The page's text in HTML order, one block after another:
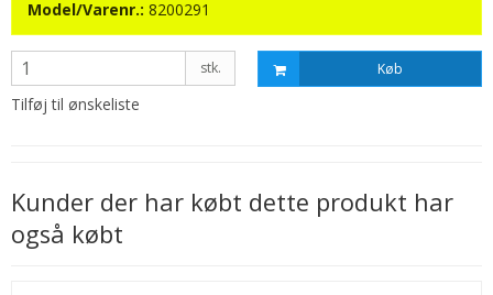
Model/Varenr.: 8200291
stk. Køb
Tilføj til ønskeliste
Kunder der har købt dette produkt har
også købt